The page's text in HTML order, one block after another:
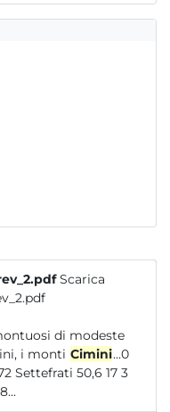
Scarica
di modeste
i monti Cimini...0